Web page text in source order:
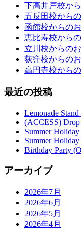
下高井戸校か
五反田校から
函館校からの
恵比寿校から
立川校からの
荻窪校からの
高円寺校から
最近の投稿
Lemonade
(ACCESS)
Summer
Summer
Birthday Party
アーカイブ
2026年7月
2026年6月
2026年5月
2026年4月